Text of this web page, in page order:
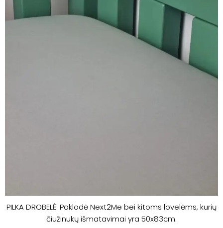
PILKA DROBELĖ. Paklodė Next2Me bei kitoms lovelėms, kurių
čiužinukų išmatavimai yra 50x83cm.